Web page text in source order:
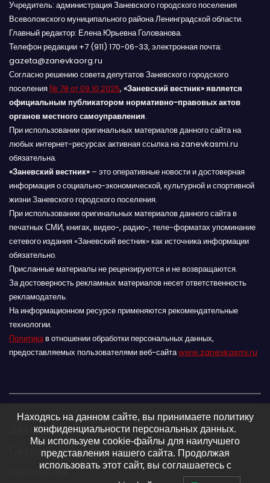
Учредитель: администрация Заневского городского поселения
Всеволожского муниципального района Ленинградской области.
Главный редактор: Елена Юрьевна Голованова.
Телефон редакции +7 (911) 170-06-33, электронная почта:
gazeta@zanevkaorg.ru
Согласно решению совета депутатов Заневского городского
поселения № 78 от 09.10.2025, «Заневский вестник» является
официальным публикатором нормативно-правовых актов
органов местного самоуправления.
При использовании оригинальных материалов данного сайта на
любых интернет-ресурсах активная ссылка на zanevkasmi.ru
обязательна.
«Заневский вестник» – это оперативные новости и достоверная
информация о социально-экономической, культурной и спортивной
жизни Заневского городского поселения.
При использовании оригинальных материалов данного сайта в
печатных СМИ, книгах, видео-, радио-, теле-форматах упоминание
сетевого издания «Заневский вестник» как источника информации
обязательно.
Присланные материалы не рецензируются и не возвращаются.
За достоверность рекламных материалов несет ответственность
рекламодатель.
На информационном ресурсе применяются рекомендательные
технологии.
Политикав отношении обработки персональных данных,
предоставляемых пользователями веб-сайтаwww.zanevkasmi.ru
ЗАНЕВСКИЙ ВЕСТНИК 16+
Сетевое издание Заневского городского
поселения
Находясь на данном сайте, вы принимаете политику
конфиденциальности персональных данных.
Мы используем cookie-файлы для наилучшего
представления нашего сайта. Продолжая
использовать этот сайт, вы соглашаетесь с